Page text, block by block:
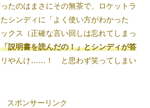
たのはまさにその無茶で、ロケットラ
シンディに「よく使い方がわかった
クス（正確な言い回しは忘れてしまっ
「説明書を読んだの！」とシンディが答
リやんけ……！ と思わず笑ってしまい
スポンサーリンク